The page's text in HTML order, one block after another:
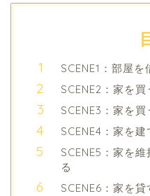
SCENE1：部屋を
SCENE2：家を
SCENE3：家を買
SCENE4：家を建
SCENE5：家を
る
SCENE6：家を貸